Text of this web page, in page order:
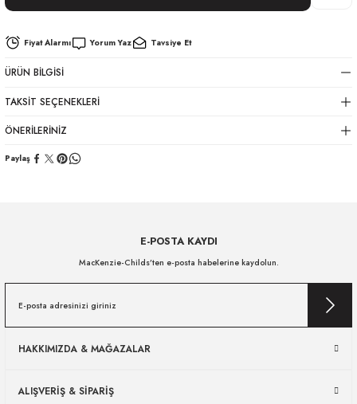
Fiyat Alarmı Yorum Yaz Tavsiye Et
ÜRÜN BILGISI
TAKSIT SEÇENEKLERI
ÖNERILERINIZ
Paylaş
E-POSTA KAYDI
MacKenzie-Childs’ten e-posta habelerine kaydolun.
HAKKIMIZDA & MAĞAZALAR
ALIŞVERİŞ & SİPARİŞ